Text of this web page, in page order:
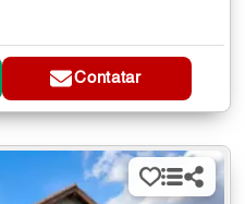
Contatar